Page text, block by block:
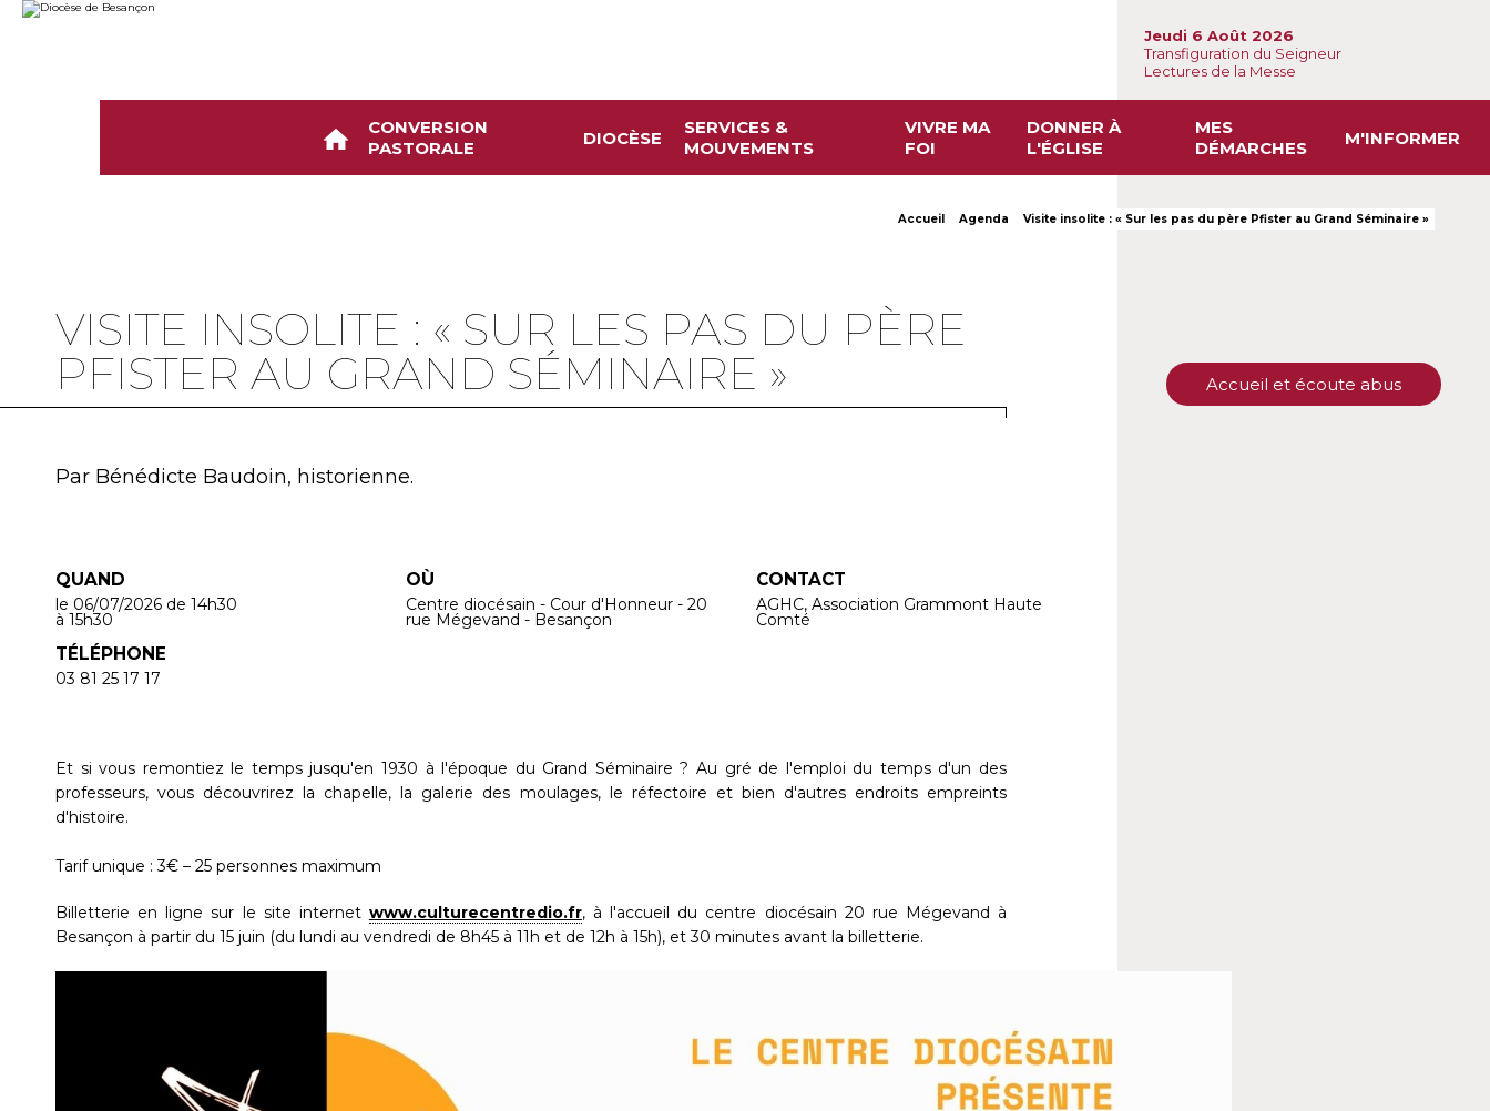
Aller
Outils
personnels
CONVERSION
PASTORALE
DIOCÈSE
SERVICES &
MOUVEMENTS
VIVRE MA
FOI
DONNER À
L'ÉGLISE
MES
DÉMARCHES
M'INFORMER
Jeudi 6 Août 2026
Transfiguration du Seigneur
Lectures de la Messe
Accueil Agenda Visite insolite : « Sur les pas du père Pfister au Grand Séminaire »
VISITE INSOLITE : « SUR LES PAS DU PÈRE
PFISTER AU GRAND SÉMINAIRE »
Par Bénédicte Baudoin, historienne.
QUAND
le 06/07/2026 de 14h30
à 15h30
OÙ
Centre diocésain - Cour d'Honneur - 20
rue Mégevand - Besançon
CONTACT
AGHC, Association Grammont Haute
Comté
TÉLÉPHONE
03 81 25 17 17
Et si vous remontiez le temps jusqu'en 1930 à l'époque du Grand Séminaire ? Au gré de l'emploi du temps d'un des
professeurs, vous découvrirez la chapelle, la galerie des moulages, le réfectoire et bien d'autres endroits empreints
d'histoire.
Tarif unique : 3€ – 25 personnes maximum
Billetterie en ligne sur le site internet www.culturecentredio.fr, à l'accueil du centre diocésain 20 rue Mégevand à
Besançon à partir du 15 juin (du lundi au vendredi de 8h45 à 11h et de 12h à 15h), et 30 minutes avant la billetterie.
Accueil et écoute abus